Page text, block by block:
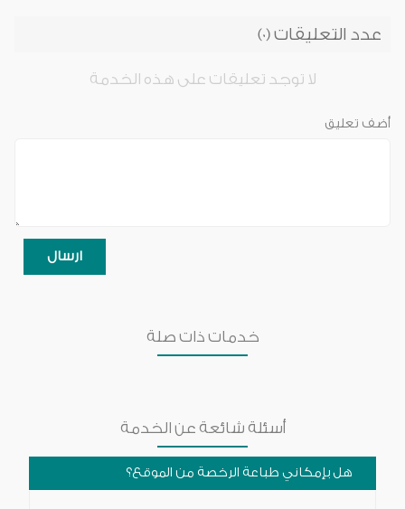
عدد التعليقات (0)
لا توجد تعليقات على هذه الخدمة
أضف تعليق
خدمات ذات صلة
أسئلة شائعة عن الخدمة
هل بإمكاني طباعة الرخصة من الموقع؟